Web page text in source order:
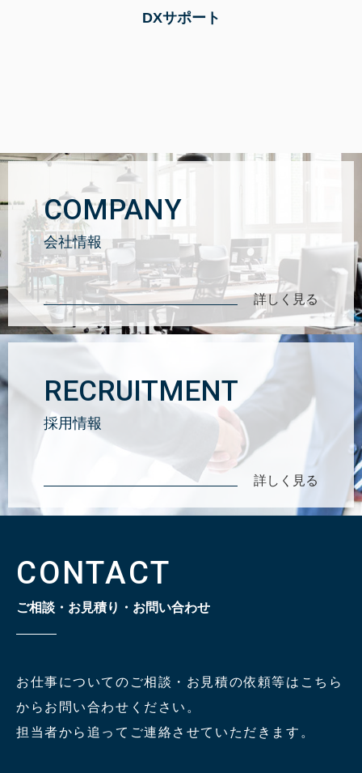
DXサポート
COMPANY
会社情報
詳しく見る
RECRUITMENT
採用情報
詳しく見る
CONTACT
ご相談・お見積り・お問い合わせ
お仕事についてのご相談・お見積の依頼等はこちら
からお問い合わせください。
担当者から追ってご連絡させていただきます。